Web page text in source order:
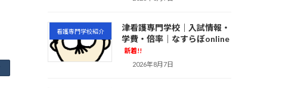
看護専門学校紹介
津看護専門学校｜入試情報・
学費・倍率｜なすらぼonline
新着!!
2026年8月7日